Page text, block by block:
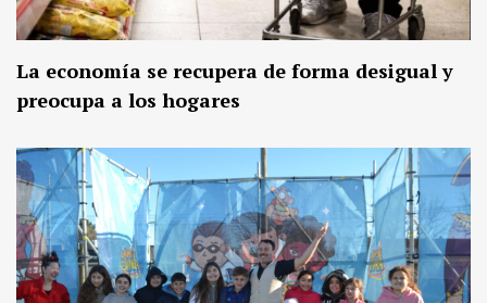
La economía se recupera de forma desigual y
preocupa a los hogares